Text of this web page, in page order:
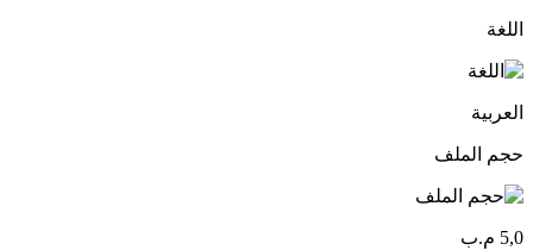
اللغة
العربية
حجم الملف
5,0 م.ب